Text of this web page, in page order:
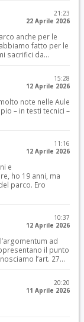
21:23
22 Aprile 2026
anche per le
fatto per le
sacrifici da...
15:28
12 Aprile 2026
note nelle Aule
– in testi tecnici –
11:16
12 Aprile 2026
e
ho 19 anni, ma
parco. Ero
10:37
12 Aprile 2026
ad
il punto
l’art. 27...
20:20
11 Aprile 2026